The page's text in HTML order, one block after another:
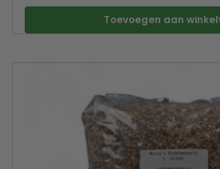
Toevoegen aan